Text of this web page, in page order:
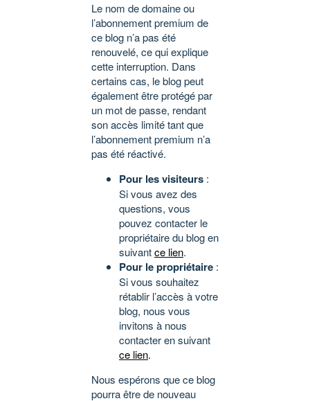
Le nom de domaine ou
l’abonnement premium de
ce blog n’a pas été
renouvelé, ce qui explique
cette interruption. Dans
certains cas, le blog peut
également être protégé par
un mot de passe, rendant
son accès limité tant que
l’abonnement premium n’a
pas été réactivé.
Pour les visiteurs :
Si vous avez des
questions, vous
pouvez contacter le
propriétaire du blog en
suivantce lien.
Pour le propriétaire :
Si vous souhaitez
rétablir l’accès à votre
blog, nous vous
invitons à nous
contacter en suivant
ce lien.
Nous espérons que ce blog
pourra être de nouveau